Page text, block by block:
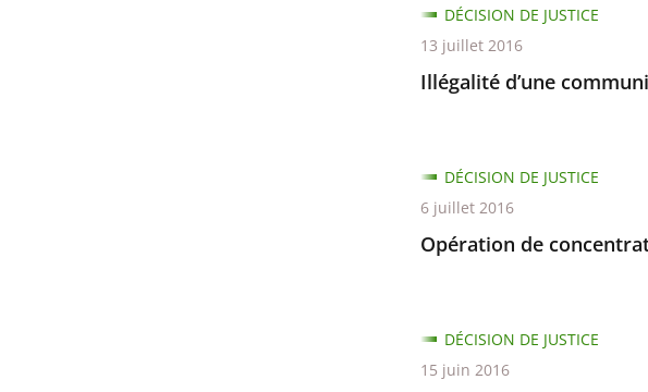
Illégalité d’une
DÉCISION DE JUSTICE
13 juillet 2016
Opération de
DÉCISION DE JUSTICE
6 juillet 2016
DÉCISION DE JUSTICE
15 juin 2016